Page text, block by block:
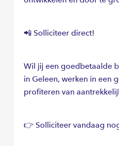
📲 Solliciteer direct!
Wil jij een goedbetaalde
in Geleen, werken in een
profiteren van
👉 Solliciteer vandaag